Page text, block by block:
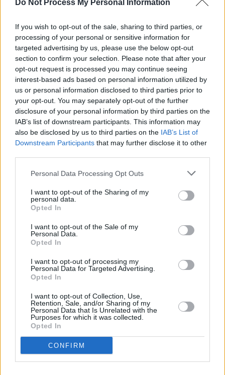
Do Not Process My Personal Information
If you wish to opt-out of the sale, sharing to third parties, or
processing of your personal or sensitive information for
targeted advertising by us, please use the below opt-out
section to confirm your selection. Please note that after your
opt-out request is processed you may continue seeing
interest-based ads based on personal information utilized by
us or personal information disclosed to third parties prior to
your opt-out. You may separately opt-out of the further
disclosure of your personal information by third parties on the
IAB’s list of downstream participants. This information may
also be disclosed by us to third parties on the IAB’s List of
Downstream Participants that may further disclose it to other
Personal Data Processing Opt Outs
I want to opt-out of the Sharing of my
personal data.
Opted In
I want to opt-out of the Sale of my
Personal Data.
Opted In
I want to opt-out of processing my
Personal Data for Targeted Advertising.
Opted In
I want to opt-out of Collection, Use,
Retention, Sale, and/or Sharing of my
Personal Data that Is Unrelated with the
Purposes for which it was collected.
Opted In
CONFIRM